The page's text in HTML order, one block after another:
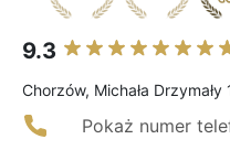
9.3
Chorzów, Michała Drzymały
Pokaż numer